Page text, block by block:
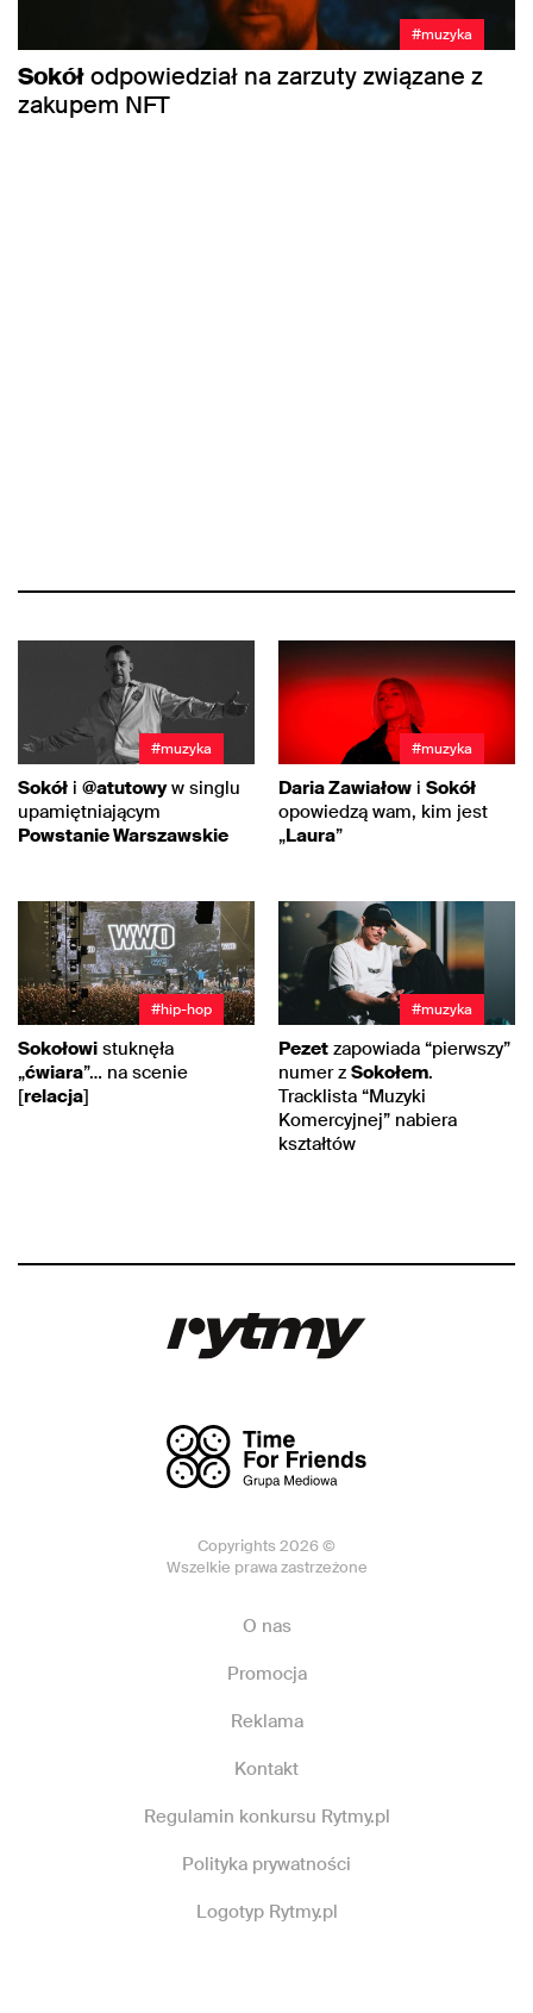
#muzyka
Sokółodpowiedział na zarzuty związane z
zakupem NFT
#muzyka
Sokół i @atutowyw singlu
upamiętniającym
Powstanie Warszawskie
#muzyka
Daria Zawiałow i Sokół
opowiedzą wam, kim jest
„Laura”
#hip-hop
Sokołowi stuknęła
„ćwiara”… na scenie
[relacja]
#muzyka
Pezet zapowiada “pierwszy”
numer z Sokołem.
Tracklista “Muzyki
Komercyjnej” nabiera
kształtów
Copyrights 2026 ©
Wszelkie prawa zastrzeżone
O nas
Promocja
Reklama
Kontakt
Regulamin konkursu Rytmy.pl
Polityka prywatności
Logotyp Rytmy.pl